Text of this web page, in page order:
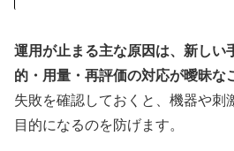
運用が止まる主な原因は、新しい
的・用量・再評価の対応が曖昧な
失敗を確認しておくと、機器や刺
目的になるのを防げます。